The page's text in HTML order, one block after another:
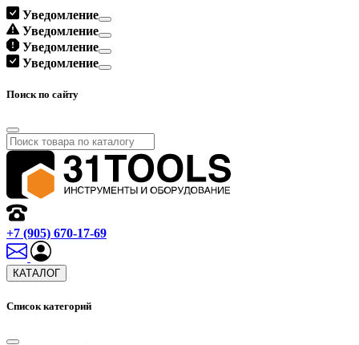
Уведомление
Уведомление
Уведомление
Уведомление
Поиск по сайту
+7 (905) 670-17-69
КАТАЛОГ
Список категорий